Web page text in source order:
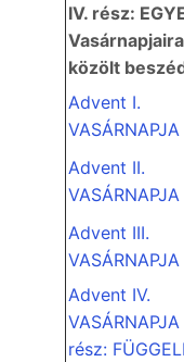
IV. rész:
közölt
Advent I.
VASÁRNAPJA
Advent II.
VASÁRNAPJA
Advent III.
VASÁRNAPJA
Advent IV.
VASÁRNAPJA
rész: